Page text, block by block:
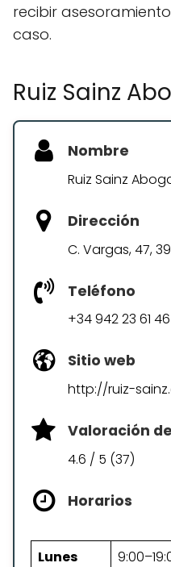
recibir
caso.
Ruiz Sainz
Nombre
Ruiz Sainz
Dirección
C. Vargas, 47,
Teléfono
+34 942 23 61 46
Sitio web
http://ruiz-
Valoración
4.6 / 5 (37)
Horarios
Lunes